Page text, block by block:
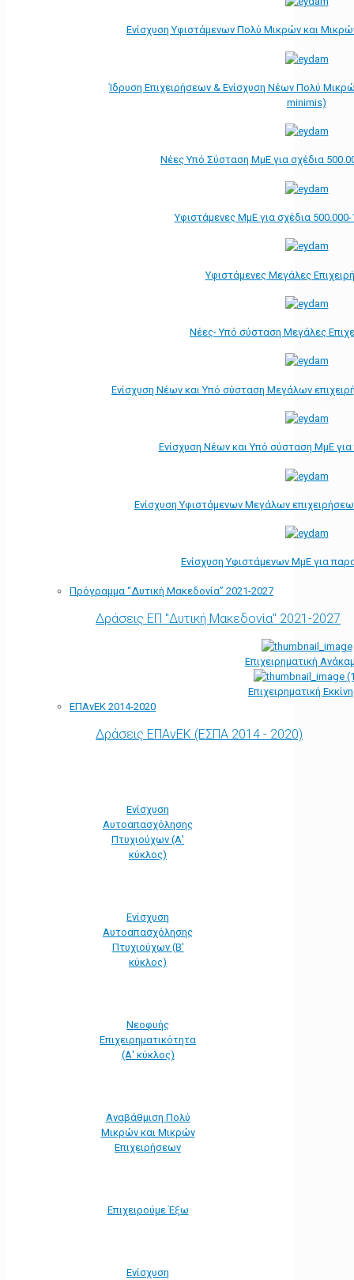
Ενίσχυση Υφιστάμενων Πολύ Μικρών και
Ίδρυση Επιχειρήσεων & Ενίσχυση Νέων Πολύ
minimis)
Νέες Υπό Σύσταση ΜμΕ για σχέδια
Υφιστάμενες ΜμΕ για σχέδια
Υφιστάμενες Μεγάλες
Νέες- Υπό σύσταση Μεγάλες
Ενίσχυση Νέων και Υπό σύσταση Μεγάλων
Ενίσχυση Νέων και Υπό σύσταση ΜμΕ
Ενίσχυση Υφιστάμενων Μεγάλων
Ενίσχυση Υφιστάμενων ΜμΕ για
Πρόγραμμα “Δυτική Μακεδονία” 2021-2027
Δράσεις ΕΠ "Δυτική Μακεδονία" 2021-2027
Επιχειρηματική
Επιχειρηματική
ΕΠΑνΕΚ 2014-2020
Δράσεις ΕΠΑνΕΚ (ΕΣΠΑ 2014 - 2020)
Ενίσχυση
Αυτοαπασχόλησης
Πτυχιούχων (Α'
κύκλος)
Ενίσχυση
Αυτοαπασχόλησης
Πτυχιούχων (Β'
κύκλος)
Νεοφυής
Επιχειρηματικότητα
(Α' κύκλος)
Αναβάθμιση Πολύ
Μικρών και Μικρών
Επιχειρήσεων
Επιχειρούμε Έξω
Ενίσχυση